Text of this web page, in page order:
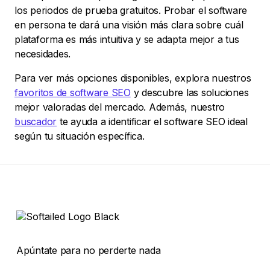
los periodos de prueba gratuitos. Probar el software
en persona te dará una visión más clara sobre cuál
plataforma es más intuitiva y se adapta mejor a tus
necesidades.
Para ver más opciones disponibles, explora nuestros
favoritos de software SEO y descubre las soluciones
mejor valoradas del mercado. Además, nuestro
buscador te ayuda a identificar el software SEO ideal
según tu situación específica.
Apúntate para no perderte nada